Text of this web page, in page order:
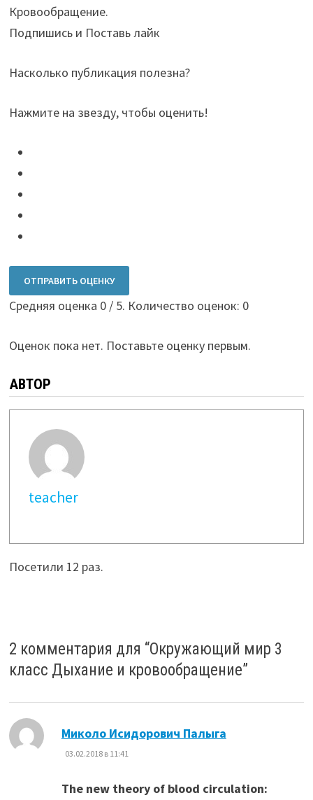
Кровообращение.
Подпишись и Поставь лайк
Насколько публикация полезна?
Нажмите на звезду, чтобы оценить!
ОТПРАВИТЬ ОЦЕНКУ
Средняя оценка 0/ 5. Количество оценок: 0
Оценок пока нет. Поставьте оценку первым.
АВТОР
teacher
Посетили 12 раз.
2 комментария для “Окружающий мир 3
класс Дыхание и кровообращение”
Миколо Исидорович Палыга
03.02.2018 в 11:41
The new theory of blood circulation: